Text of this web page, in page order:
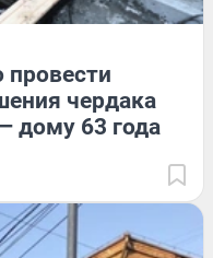
провести
чердака
дому 63 года